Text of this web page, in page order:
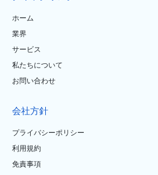
ホーム
業界
サービス
私たちについて
お問い合わせ
会社方針
プライバシーポリシー
利用規約
免責事項